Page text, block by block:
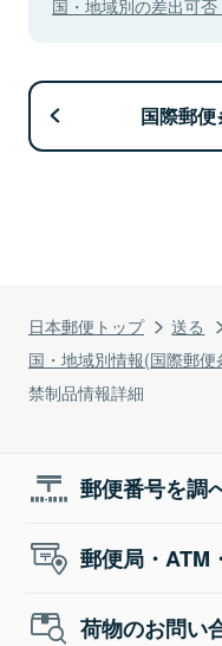
日本郵便トップ 送る
国・地域別情報(国際郵便
禁制品情報詳細
国・地域別の差出可否
国際郵
郵便番号を調
郵便局・ATM
荷物のお問い